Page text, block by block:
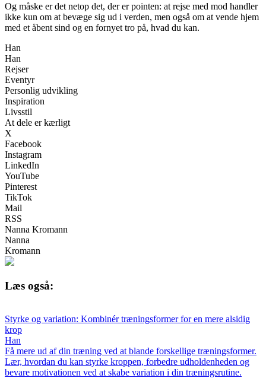
Og måske er det netop det, der er pointen: at rejse med mod handler
ikke kun om at bevæge sig ud i verden, men også om at vende hjem
med et åbent sind og en fornyet tro på, hvad du kan.
Han
Han
Rejser
Eventyr
Personlig udvikling
Inspiration
Livsstil
At dele er kærligt
X
Facebook
Instagram
LinkedIn
YouTube
Pinterest
TikTok
Mail
RSS
Nanna Kromann
Nanna
Kromann
Læs også:
Styrke og variation: Kombinér træningsformer for en mere alsidig
krop
Han
Få mere ud af din træning ved at blande forskellige træningsformer.
Lær, hvordan du kan styrke kroppen, forbedre udholdenheden og
bevare motivationen ved at skabe variation i din træningsrutine.